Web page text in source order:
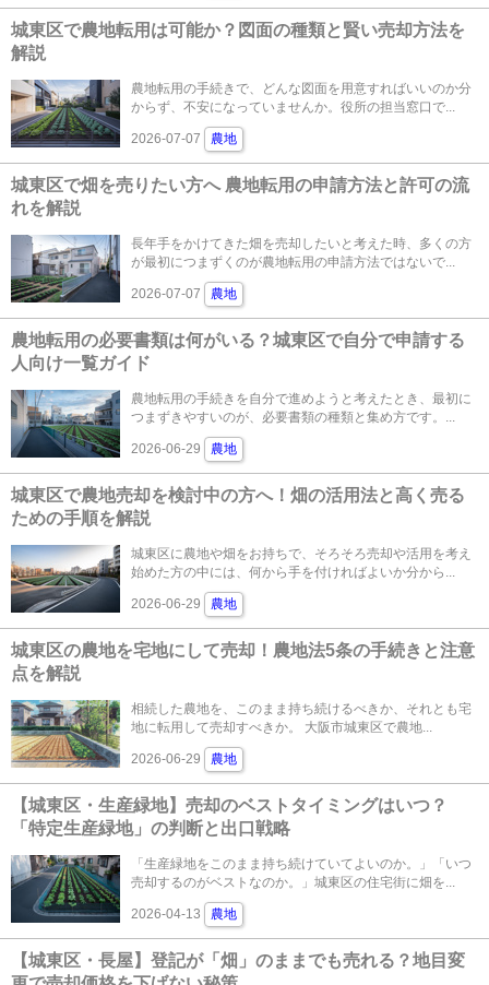
城東区で農地転用は可能か？図面の種類と賢い売却方法を
解説
農地転用の手続きで、どんな図面を用意すればいいのか分
からず、不安になっていませんか。役所の担当窓口で...
2026-07-07 農地
城東区で畑を売りたい方へ 農地転用の申請方法と許可の流
れを解説
長年手をかけてきた畑を売却したいと考えた時、多くの方
が最初につまずくのが農地転用の申請方法ではないで...
2026-07-07 農地
農地転用の必要書類は何がいる？城東区で自分で申請する
人向け一覧ガイド
農地転用の手続きを自分で進めようと考えたとき、最初に
つまずきやすいのが、必要書類の種類と集め方です。...
2026-06-29 農地
城東区で農地売却を検討中の方へ！畑の活用法と高く売る
ための手順を解説
城東区に農地や畑をお持ちで、そろそろ売却や活用を考え
始めた方の中には、何から手を付ければよいか分から...
2026-06-29 農地
城東区の農地を宅地にして売却！農地法5条の手続きと注意
点を解説
相続した農地を、このまま持ち続けるべきか、それとも宅
地に転用して売却すべきか。 大阪市城東区で農地...
2026-06-29 農地
【城東区・生産緑地】売却のベストタイミングはいつ？
「特定生産緑地」の判断と出口戦略
「生産緑地をこのまま持ち続けていてよいのか。」「いつ
売却するのがベストなのか。」城東区の住宅街に畑を...
2026-04-13 農地
【城東区・長屋】登記が「畑」のままでも売れる？地目変